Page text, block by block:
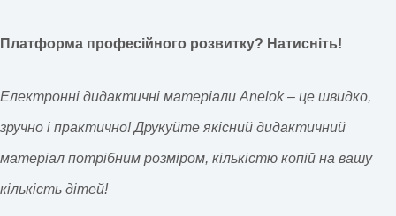
Платформа професійного розвитку? Натисніть!
Електронні дидактичні матеріали Anelok – це швидко,
зручно і практично! Друкуйте якісний дидактичний
матеріал потрібним розміром, кількістю копій на вашу
кількість дітей!